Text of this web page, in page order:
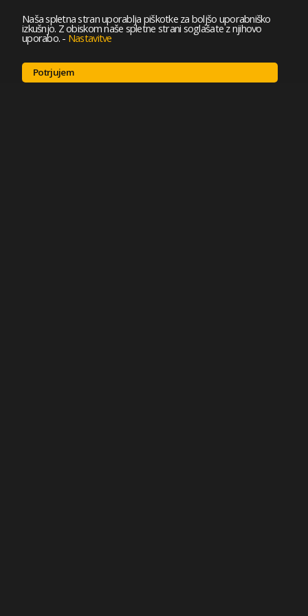
Naša spletna stran uporablja piškotke za boljšo uporabniško
izkušnjo. Z obiskom naše spletne strani soglašate z njihovo
uporabo. - Nastavitve
Potrjujem